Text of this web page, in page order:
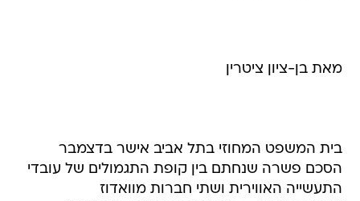
מאת בן-ציון ציטרין
בית המשפט המחוזי בתל אביב אישר בדצמבר
הסכם פשרה שנחתם בין קופת התגמולים של עובדי
התעשייה האווירית ושתי חברות מוואדוז